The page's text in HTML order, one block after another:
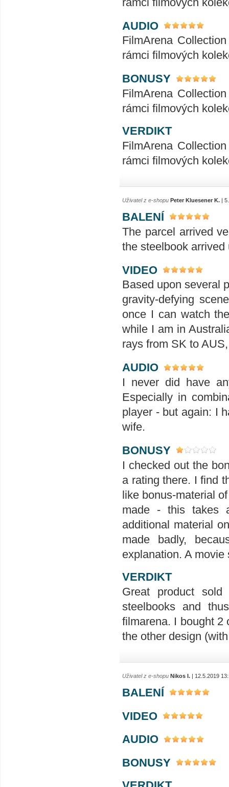
AUDIO
FilmArena
rámci filmových
BONUSY
FilmArena
rámci filmových
VERDIKT
FilmArena
rámci filmových
Uživatel z e-shopu Peter Kluesener K. |
BALENÍ
The parcel arrived
the steelbook
VIDEO
Based upon several
gravity-defying
once I can watch
while I am in
rays from SK to
AUDIO
I never did have
Especially in
player - but again: I
wife.
BONUSY
I checked out the
a rating there. I find
like bonus-material
made - this takes
additional material
made badly,
explanation. A
VERDIKT
Great product
steelbooks and
filmarena. I bought 2
the other design
Uživatel z e-shopu Nikos I. | 12.5.2019
BALENÍ
VIDEO
AUDIO
BONUSY